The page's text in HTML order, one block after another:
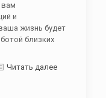
вам
и
жизнь будет
близких
Читать далее